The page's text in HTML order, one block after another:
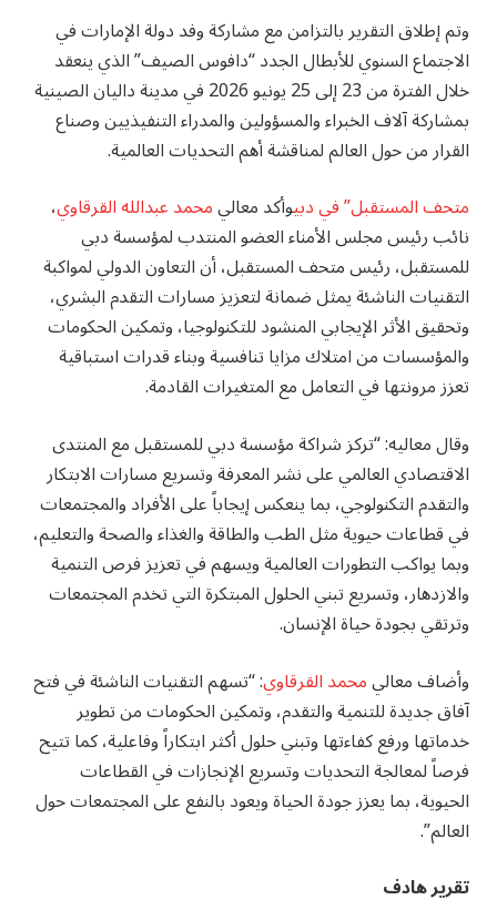
وتم إطلاق التقرير بالتزامن مع مشاركة وفد دولة الإمارات في
الاجتماع السنوي للأبطال الجدد “دافوس الصيف” الذي ينعقد
خلال الفترة من 23 إلى 25 يونيو 2026 في مدينة داليان الصينية
بمشاركة آلاف الخبراء والمسؤولين والمدراء التنفيذيين وصناع
القرار من حول العالم لمناقشة أهم التحديات العالمية.
متحف المستقبل” في دبيوأكد معاليمحمد عبدالله القرقاوي،
نائب رئيس مجلس الأمناء العضو المنتدب لمؤسسة دبي
للمستقبل، رئيس متحف المستقبل، أن التعاون الدولي لمواكبة
التقنيات الناشئة يمثل ضمانة لتعزيز مسارات التقدم البشري،
وتحقيق الأثر الإيجابي المنشود للتكنولوجيا، وتمكين الحكومات
والمؤسسات من امتلاك مزايا تنافسية وبناء قدرات استباقية
تعزز مرونتها في التعامل مع المتغيرات القادمة.
وقال معاليه: “تركز شراكة مؤسسة دبي للمستقبل مع المنتدى
الاقتصادي العالمي على نشر المعرفة وتسريع مسارات الابتكار
والتقدم التكنولوجي، بما ينعكس إيجاباً على الأفراد والمجتمعات
في قطاعات حيوية مثل الطب والطاقة والغذاء والصحة والتعليم،
وبما يواكب التطورات العالمية ويسهم في تعزيز فرص التنمية
والازدهار، وتسريع تبني الحلول المبتكرة التي تخدم المجتمعات
وترتقي بجودة حياة الإنسان.
وأضاف معاليمحمد القرقاوي: “تسهم التقنيات الناشئة في فتح
آفاق جديدة للتنمية والتقدم، وتمكين الحكومات من تطوير
خدماتها ورفع كفاءتها وتبني حلول أكثر ابتكاراً وفاعلية، كما تتيح
فرصاً لمعالجة التحديات وتسريع الإنجازات في القطاعات
الحيوية، بما يعزز جودة الحياة ويعود بالنفع على المجتمعات حول
العالم”.
تقرير هادف